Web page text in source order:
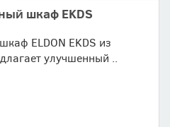
шкаф EKDS
ELDON EKDS из
улучшенный ..